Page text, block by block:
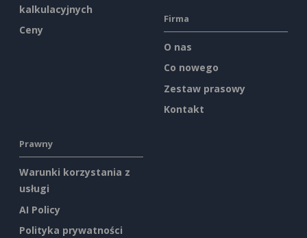
kalkulacyjnych
Ceny
Firma
O nas
Co nowego
Zestaw prasowy
Kontakt
Prawny
Warunki korzystania z
usługi
AI Policy
Polityka prywatności